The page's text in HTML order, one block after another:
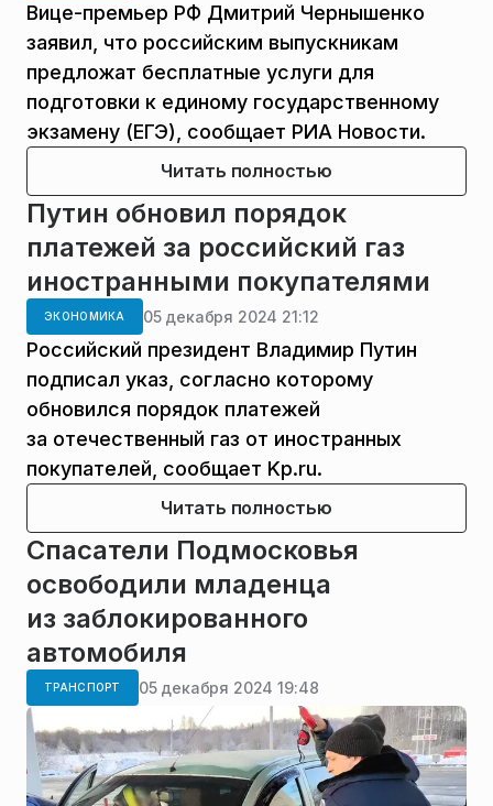
Вице-премьер РФ Дмитрий Чернышенко
заявил, что российским выпускникам
предложат бесплатные услуги для
подготовки к единому государственному
экзамену (ЕГЭ), сообщает РИА Новости.
Читать полностью
Путин обновил порядок
платежей за российский газ
иностранными покупателями
ЭКОНОМИКА 05 декабря 2024 21:12
Российский президент Владимир Путин
подписал указ, согласно которому
обновился порядок платежей
за отечественный газ от иностранных
покупателей, сообщает Kp.ru.
Читать полностью
Спасатели Подмосковья
освободили младенца
из заблокированного
автомобиля
ТРАНСПОРТ 05 декабря 2024 19:48